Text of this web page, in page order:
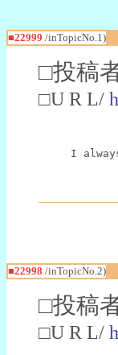
■22999 /inTopicNo.1)
□投稿
□U R L/
I
■22998 /inTopicNo.2)
□投稿
□U R L/